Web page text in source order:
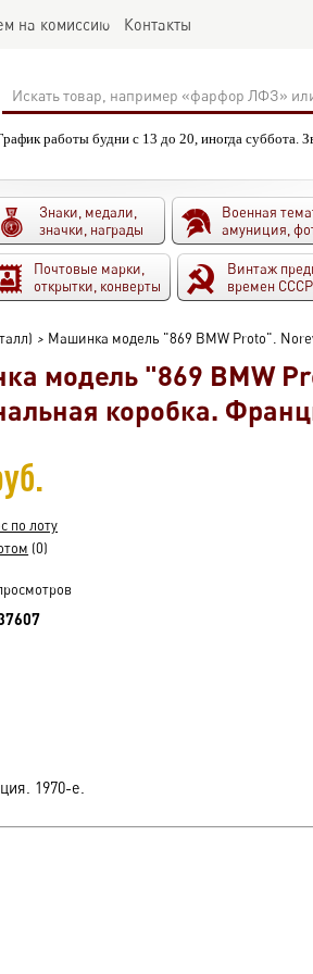
на комиссию Контакты
работы будни с 13 до 20, иногда суббота.
Знаки, медали,
значки, награды
Военная
амуниция,
Почтовые марки,
открытки, конверты
Винтаж
времен СССР
> Машинка модель "869 BMW Proto".
модель "869 BMW
коробка.
по лоту
(0)
1970-е.